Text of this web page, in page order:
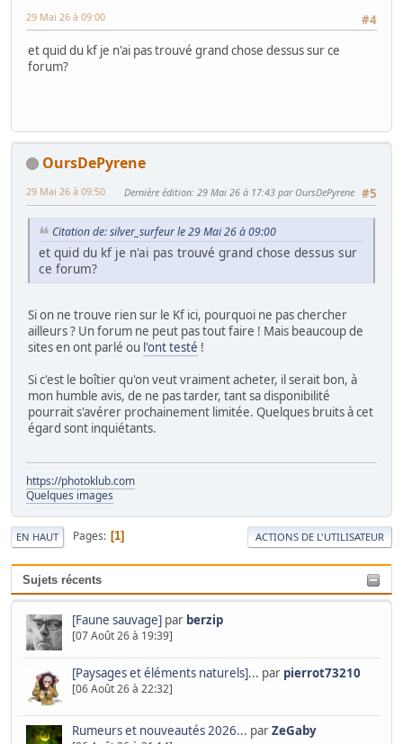
#4
29 Mai 26 à 09:00
et quid du kf je n'ai pas trouvé grand chose dessus sur ce
forum?
OursDePyrene
#5
29 Mai 26 à 09:50 Dernière édition: 29 Mai 26 à 17:43 par OursDePyrene
Citation de: silver_surfeur le 29 Mai 26 à 09:00
et quid du kf je n'ai pas trouvé grand chose dessus sur
ce forum?
Si on ne trouve rien sur le Kf ici, pourquoi ne pas chercher
ailleurs ? Un forum ne peut pas tout faire ! Mais beaucoup de
sites en ont parlé ou l'ont testé !
Si c'est le boîtier qu'on veut vraiment acheter, il serait bon, à
mon humble avis, de ne pas tarder, tant sa disponibilité
pourrait s'avérer prochainement limitée. Quelques bruits à cet
égard sont inquiétants.
https://photoklub.com
Quelques images
EN HAUT Pages 1 ACTIONS DE L'UTILISATEUR
Sujets récents
[Faune sauvage] par berzip
[07 Août 26 à 19:39]
[Paysages et éléments naturels]... par pierrot73210
[06 Août 26 à 22:32]
Rumeurs et nouveautés 2026... parZeGaby